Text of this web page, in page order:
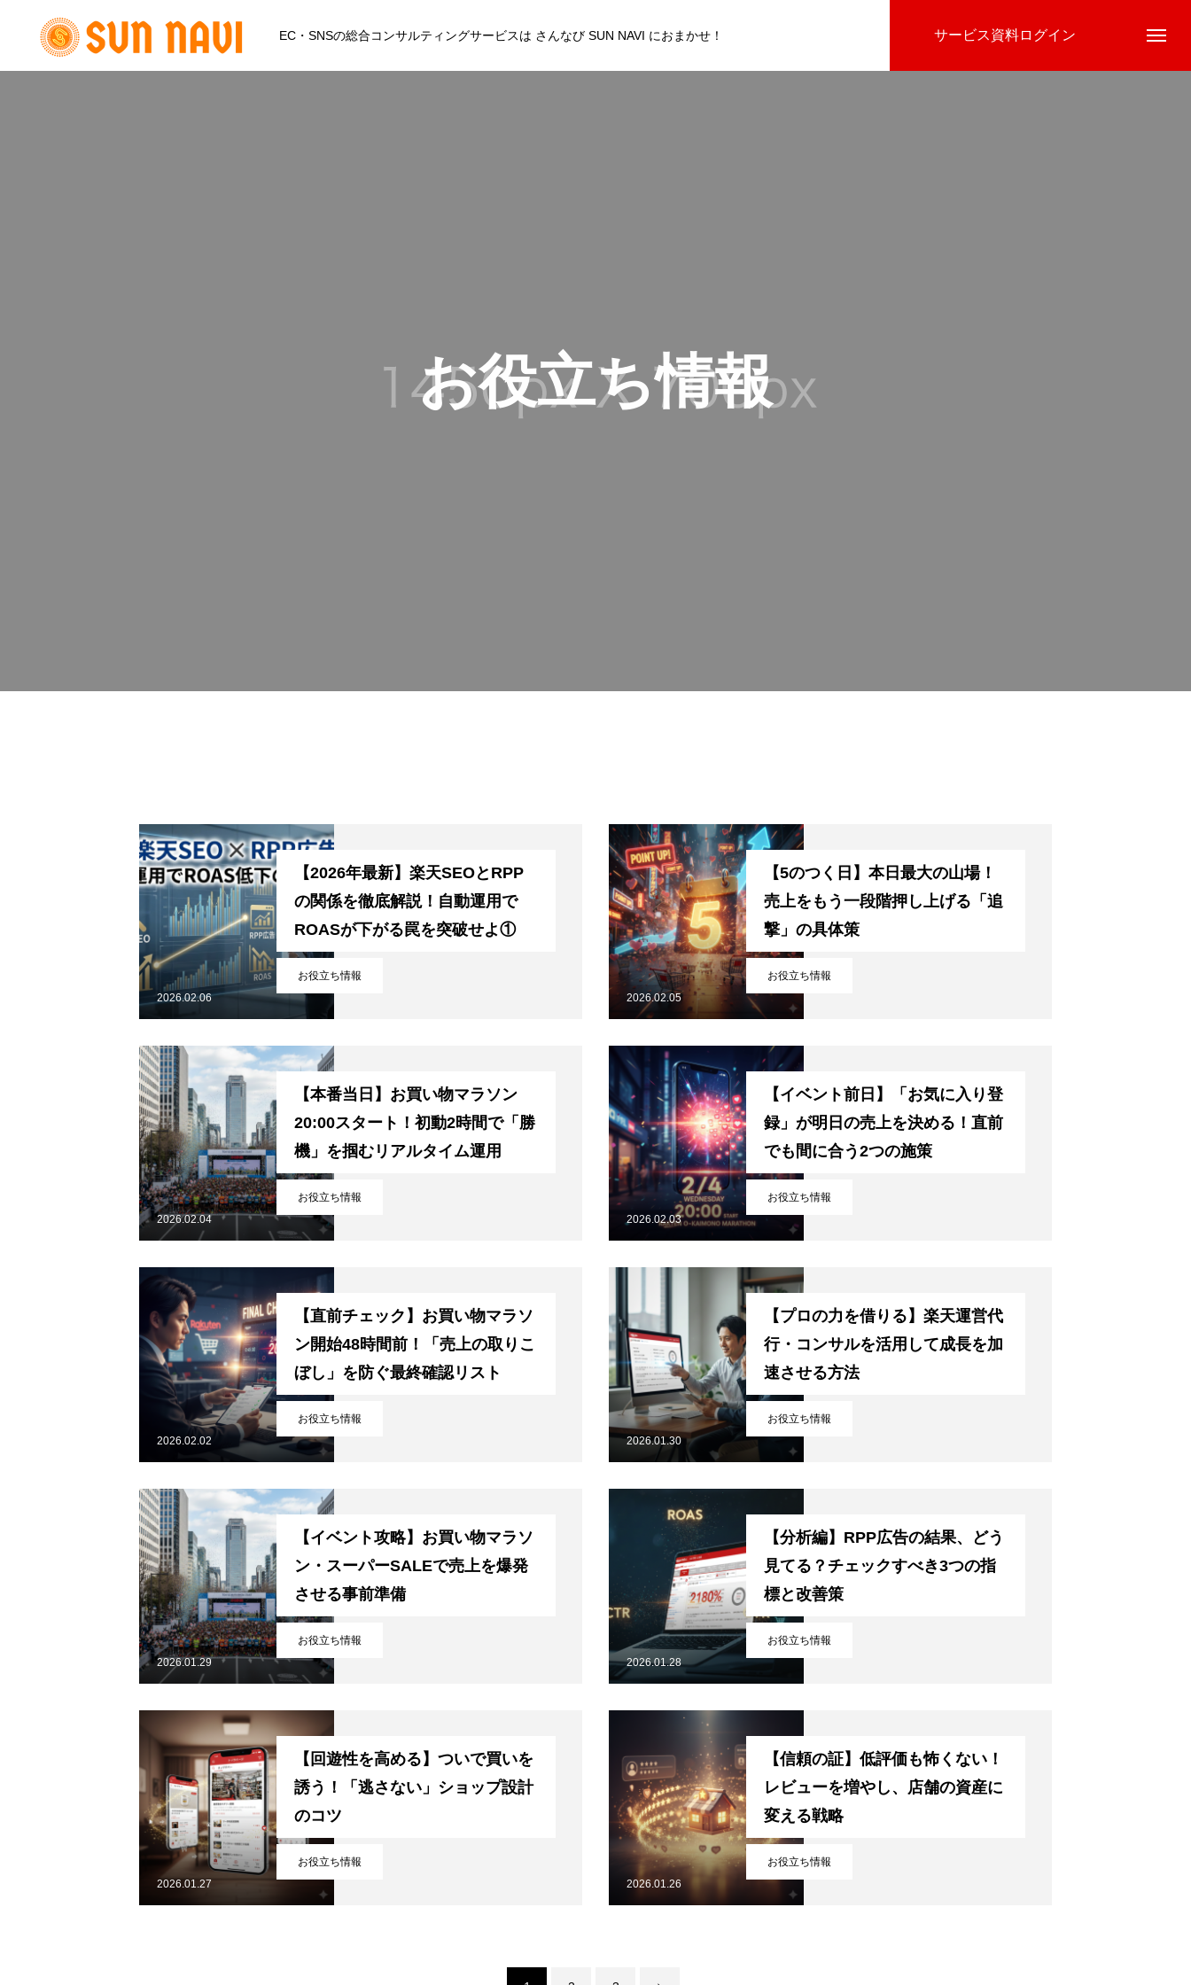
EC・SNSの総合コンサルティングサービスは さんなび SUN NAVI におまかせ！ サービス資料ログイン
HOME
お知らせ
SERVICE
会社概要
お問い合わせ
サービス資料ログイン
Privacy Policy
お役立ち情報
お役立ち情報
【2026年最新】楽天SEOとRPP
の関係を徹底解説！自動運用で
ROASが下がる罠を突破せよ①
2026.02.06
お役立ち情報
【5のつく日】本日最大の山場！
売上をもう一段階押し上げる「追
撃」の具体策
2026.02.05
お役立ち情報
【本番当日】お買い物マラソン
20:00スタート！初動2時間で「勝
機」を掴むリアルタイム運用
2026.02.04
お役立ち情報
【イベント前日】「お気に入り登
録」が明日の売上を決める！直前
でも間に合う2つの施策
2026.02.03
お役立ち情報
【直前チェック】お買い物マラソ
ン開始48時間前！「売上の取りこ
ぼし」を防ぐ最終確認リスト
2026.02.02
お役立ち情報
【プロの力を借りる】楽天運営代
行・コンサルを活用して成長を加
速させる方法
2026.01.30
お役立ち情報
【イベント攻略】お買い物マラソ
ン・スーパーSALEで売上を爆発
させる事前準備
2026.01.29
お役立ち情報
【分析編】RPP広告の結果、どう
見てる？チェックすべき3つの指
標と改善策
2026.01.28
お役立ち情報
【回遊性を高める】ついで買いを
誘う！「逃さない」ショップ設計
のコツ
2026.01.27
お役立ち情報
【信頼の証】低評価も怖くない！
レビューを増やし、店舗の資産に
変える戦略
2026.01.26